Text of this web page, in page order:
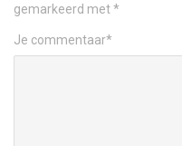
gemarkeerd met*
Je commentaar*